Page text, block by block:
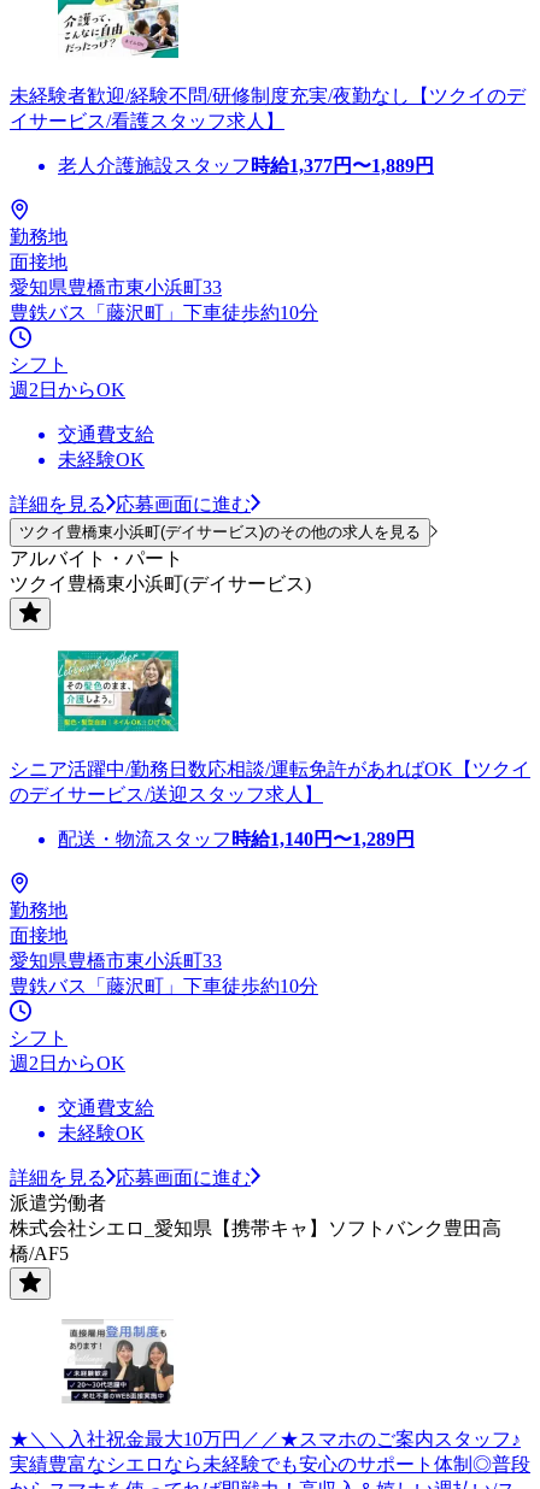
未経験者歓迎/経験不問/研修制度充実/夜勤なし【ツクイのデ
イサービス/看護スタッフ求人】
老人介護施設スタッフ 時給1,377円〜1,889円
勤務地
面接地
愛知県豊橋市東小浜町33
豊鉄バス「藤沢町」下車徒歩約10分
シフト
週2日からOK
交通費支給
未経験OK
詳細を見る 応募画面に進む
ツクイ豊橋東小浜町(デイサービス)のその他の求人を見る
アルバイト・パート
ツクイ豊橋東小浜町(デイサービス)
シニア活躍中/勤務日数応相談/運転免許があればOK【ツクイ
のデイサービス/送迎スタッフ求人】
配送・物流スタッフ 時給1,140円〜1,289円
勤務地
面接地
愛知県豊橋市東小浜町33
豊鉄バス「藤沢町」下車徒歩約10分
シフト
週2日からOK
交通費支給
未経験OK
詳細を見る
応募画面に進む
派遣労働者
株式会社シエロ_愛知県【携帯キャ】ソフトバンク豊田高
橋/AF5
★＼＼入社祝金最大10万円／／★スマホのご案内スタッフ♪
実績豊富なシエロなら未経験でも安心のサポート体制◎普段